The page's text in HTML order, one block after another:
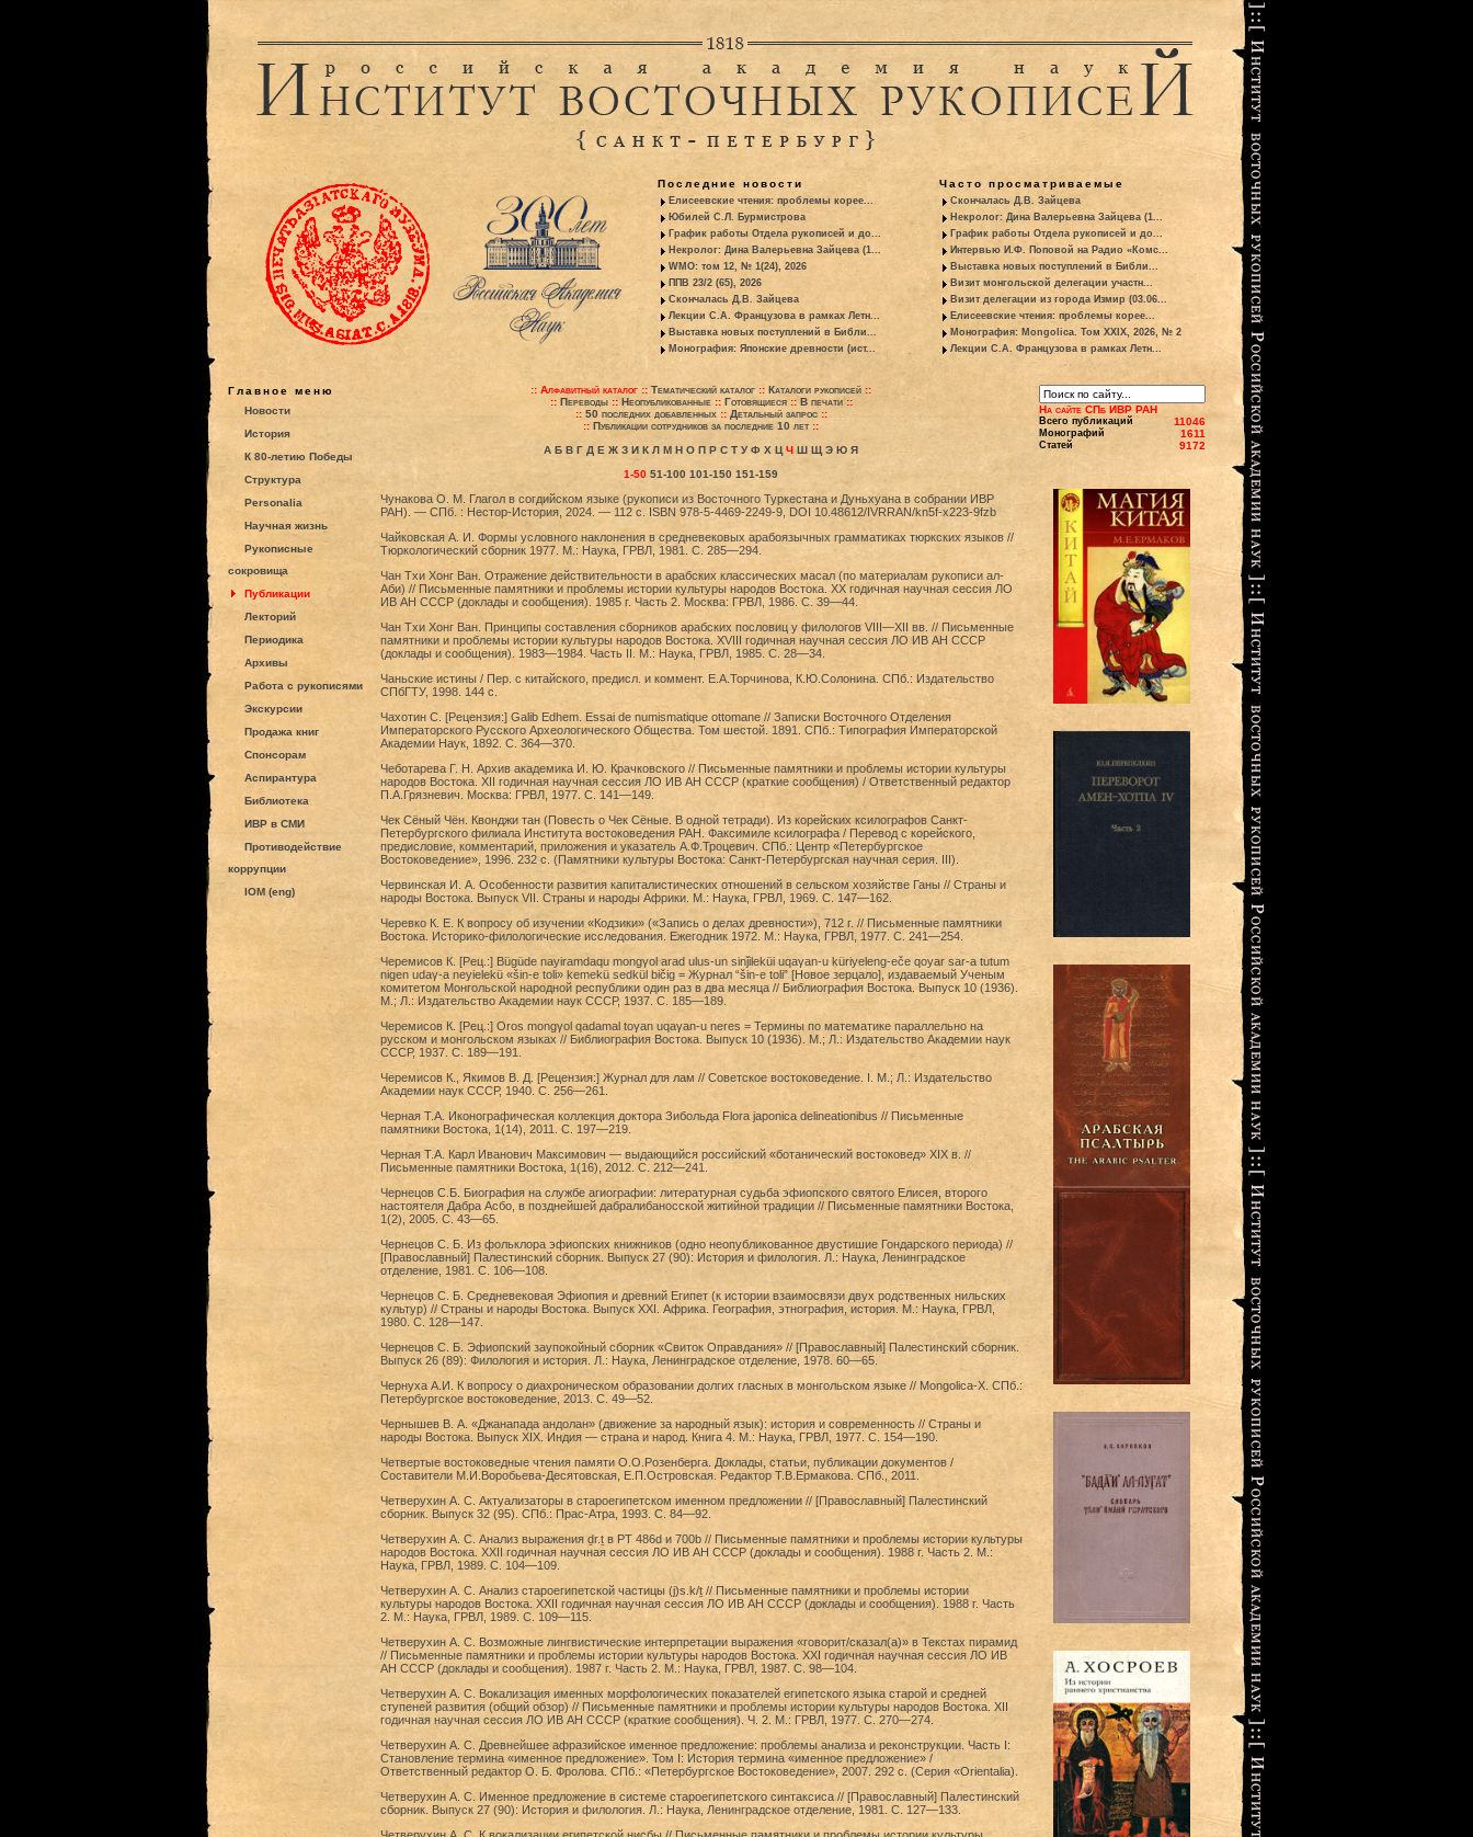
Последние новости
Елисеевские чтения: проблемы корее...
Юбилей С.Л. Бурмистрова
График работы Отдела рукописей и до...
Некролог: Дина Валерьевна Зайцева (1...
WMO: том 12, № 1(24), 2026
ППВ 23/2 (65), 2026
Скончалась Д.В. Зайцева
Лекции С.А. Французова в рамках Летн...
Выставка новых поступлений в Библи...
Монография: Японские древности (ист...
Часто просматриваемые
Скончалась Д.В. Зайцева
Некролог: Дина Валерьевна Зайцева (1...
График работы Отдела рукописей и до...
Интервью И.Ф. Поповой на Радио «Комс...
Выставка новых поступлений в Библи...
Визит монгольской делегации участн...
Визит делегации из города Измир (03.06...
Елисеевские чтения: проблемы корее...
Монография: Mongolica. Том XXIX, 2026, № 2
Лекции С.А. Французова в рамках Летн...
Главное меню
Новости
История
К 80-летию Победы
Структура
Personalia
Научная жизнь
Рукописные
сокровища
Публикации
Лекторий
Периодика
Архивы
Работа с рукописями
Экскурсии
Продажа книг
Спонсорам
Аспирантура
Библиотека
ИВР в СМИ
Противодействие
коррупции
IOM (eng)
:: Алфавитный каталог :: Тематический каталог :: Каталоги рукописей ::
:: Переводы:: Неопубликованные:: Готовящиеся:: В печати::
:: 50 последних добавленных:: Детальный запрос::
:: Публикации сотрудников за последние 10 лет::
А Б В Г Д Е Ж З И К Л М Н О П Р С Т У Ф Х Ц Ч Ш Щ Э Ю Я
1-50 51-100 101-150 151-159
Чунакова О. М. Глагол в согдийском языке (рукописи из Восточного Туркестана и Дуньхуана в собрании ИВР
РАН). — СПб. : Нестор-История, 2024. — 112 с. ISBN 978-5-4469-2249-9, DOI 10.48612/IVRRAN/kn5f-x223-9fzb
Чайковская А. И. Формы условного наклонения в средневековых арабоязычных грамматиках тюркских языков //
Тюркологический сборник 1977. М.: Наука, ГРВЛ, 1981. С. 285—294.
Чан Тхи Хонг Ван. Отражение действительности в арабских классических масал (по материалам рукописи ал-
Аби) // Письменные памятники и проблемы истории культуры народов Востока. XX годичная научная сессия ЛО
ИВ АН СССР (доклады и сообщения). 1985 г. Часть 2. Москва: ГРВЛ, 1986. С. 39—44.
Чан Тхи Хонг Ван. Принципы составления сборников арабских пословиц у филологов VIII—XII вв. // Письменные
памятники и проблемы истории культуры народов Востока. XVIII годичная научная сессия ЛО ИВ АН СССР
(доклады и сообщения). 1983—1984. Часть II. М.: Наука, ГРВЛ, 1985. С. 28—34.
Чаньские истины / Пер. с китайского, предисл. и коммент. Е.А.Торчинова, К.Ю.Солонина. СПб.: Издательство
СПбГТУ, 1998. 144 с.
Чахотин С. [Рецензия:] Galib Edhem. Essai de numismatique ottomane // Записки Восточного Отделения
Императорского Русского Археологического Общества. Том шестой. 1891. СПб.: Типография Императорской
Академии Наук, 1892. С. 364—370.
Чеботарева Г. Н. Архив академика И. Ю. Крачковского // Письменные памятники и проблемы истории культуры
народов Востока. XII годичная научная сессия ЛО ИВ АН СССР (краткие сообщения) / Ответственный редактор
П.А.Грязневич. Москва: ГРВЛ, 1977. С. 141—149.
Чек Сёный Чён. Квонджи тан (Повесть о Чек Сёные. В одной тетради). Из корейских ксилографов Санкт-
Петербургского филиала Института востоковедения РАН. Факсимиле ксилографа / Перевод с корейского,
предисловие, комментарий, приложения и указатель А.Ф.Троцевич. СПб.: Центр «Петербургское
Востоковедение», 1996. 232 с. (Памятники культуры Востока: Санкт-Петербургская научная серия. III).
Червинская И. А. Особенности развития капиталистических отношений в сельском хозяйстве Ганы // Страны и
народы Востока. Выпуск VII. Страны и народы Африки. М.: Наука, ГРВЛ, 1969. С. 147—162.
Черевко К. Е. К вопросу об изучении «Кодзики» («Запись о делах древности»), 712 г. // Письменные памятники
Востока. Историко-филологические исследования. Ежегодник 1972. М.: Наука, ГРВЛ, 1977. С. 241—254.
Черемисов К. [Рец.:] Bügüde nayiramdaqu mongγol arad ulus-un sinǰileküi uqaγan-u küriyeleng-eče qoyar sar-a tutum
nigen udaγ-a neyielekü «šin-e toli» kemekü sedkül bičig = Журнал “šin-e toli” [Новое зерцало], издаваемый Ученым
комитетом Монгольской народной республики один раз в два месяца // Библиография Востока. Выпуск 10 (1936).
М.; Л.: Издательство Академии наук СССР, 1937. С. 185—189.
Черемисов К. [Рец.:] Oros mongγol qadamal toγan uqaγan-u neres = Термины по математике параллельно на
русском и монгольском языках // Библиография Востока. Выпуск 10 (1936). М.; Л.: Издательство Академии наук
СССР, 1937. С. 189—191.
Черемисов К., Якимов В. Д. [Рецензия:] Журнал для лам // Советское востоковедение. I. М.; Л.: Издательство
Академии наук СССР, 1940. С. 256—261.
Черная Т.А. Иконографическая коллекция доктора Зибольда Flora japonica delineationibus // Письменные
памятники Востока, 1(14), 2011. С. 197—219.
Черная Т.А. Карл Иванович Максимович — выдающийся российский «ботанический востоковед» XIX в. //
Письменные памятники Востока, 1(16), 2012. С. 212—241.
Чернецов С.Б. Биография на службе агиографии: литературная судьба эфиопского святого Елисея, второго
настоятеля Дабра Асбо, в позднейшей дабралибаносской житийной традиции // Письменные памятники Востока,
1(2), 2005. С. 43—65.
Чернецов С. Б. Из фольклора эфиопских книжников (одно неопубликованное двустишие Гондарского периода) //
[Православный] Палестинский сборник. Выпуск 27 (90): История и филология. Л.: Наука, Ленинградское
отделение, 1981. С. 106—108.
Чернецов С. Б. Средневековая Эфиопия и древний Египет (к истории взаимосвязи двух родственных нильских
культур) // Страны и народы Востока. Выпуск XXI. Африка. География, этнография, история. М.: Наука, ГРВЛ,
1980. С. 128—147.
Чернецов С. Б. Эфиопский заупокойный сборник «Свиток Оправдания» // [Православный] Палестинский сборник.
Выпуск 26 (89): Филология и история. Л.: Наука, Ленинградское отделение, 1978. 60—65.
Чернуха А.И. К вопросу о диахроническом образовании долгих гласных в монгольском языке // Mongolica-X. СПб.:
Петербургское востоковедение, 2013. С. 49—52.
Чернышев В. А. «Джанапада андолан» (движение за народный язык): история и современность // Страны и
народы Востока. Выпуск XIX. Индия — страна и народ. Книга 4. М.: Наука, ГРВЛ, 1977. С. 154—190.
Четвертые востоковедные чтения памяти О.О.Розенберга. Доклады, статьи, публикации документов /
Составители М.И.Воробьева-Десятовская, Е.П.Островская. Редактор Т.В.Ермакова. СПб., 2011.
Четверухин А. С. Актуализаторы в староегипетском именном предложении // [Православный] Палестинский
сборник. Выпуск 32 (95). СПб.: Прас-Атра, 1993. С. 84—92.
Четверухин А. С. Анализ выражения ḏr.ṯ в РТ 486d и 700b // Письменные памятники и проблемы истории культуры
народов Востока. XXII годичная научная сессия ЛО ИВ АН СССР (доклады и сообщения). 1988 г. Часть 2. М.:
Наука, ГРВЛ, 1989. С. 104—109.
Четверухин А. С. Анализ староегипетской частицы (j)s.k/ṯ // Письменные памятники и проблемы истории
культуры народов Востока. XXII годичная научная сессия ЛО ИВ АН СССР (доклады и сообщения). 1988 г. Часть
2. М.: Наука, ГРВЛ, 1989. С. 109—115.
Четверухин А. С. Возможные лингвистические интерпретации выражения «говорит/сказал(а)» в Текстах пирамид
// Письменные памятники и проблемы истории культуры народов Востока. XXI годичная научная сессия ЛО ИВ
АН СССР (доклады и сообщения). 1987 г. Часть 2. М.: Наука, ГРВЛ, 1987. С. 98—104.
Четверухин А. С. Вокализация именных морфологических показателей египетского языка старой и средней
ступеней развития (общий обзор) // Письменные памятники и проблемы истории культуры народов Востока. XII
годичная научная сессия ЛО ИВ АН СССР (краткие сообщения). Ч. 2. М.: ГРВЛ, 1977. С. 270—274.
Четверухин А. С. Древнейшее афразийское именное предложение: проблемы анализа и реконструкции. Часть I:
Становление термина «именное предложение». Том I: История термина «именное предложение» /
Ответственный редактор О. Б. Фролова. СПб.: «Петербургское Востоковедение», 2007. 292 с. (Серия «Orientalia).
Четверухин А. С. Именное предложение в системе староегипетского синтаксиса // [Православный] Палестинский
сборник. Выпуск 27 (90): История и филология. Л.: Наука, Ленинградское отделение, 1981. С. 127—133.
На сайте СПб ИВР РАН
Всего публикаций 11046
Монографий 1611
Статей 9172